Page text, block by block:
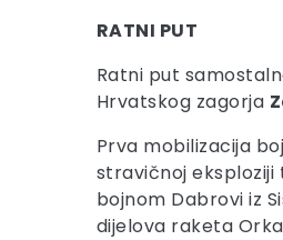
RATNI PUT
Ratni put
Hrvatskog zagorja
Prva mobilizacija
stravičnoj eksploziji
bojnom Dabrovi iz
dijelova raketa